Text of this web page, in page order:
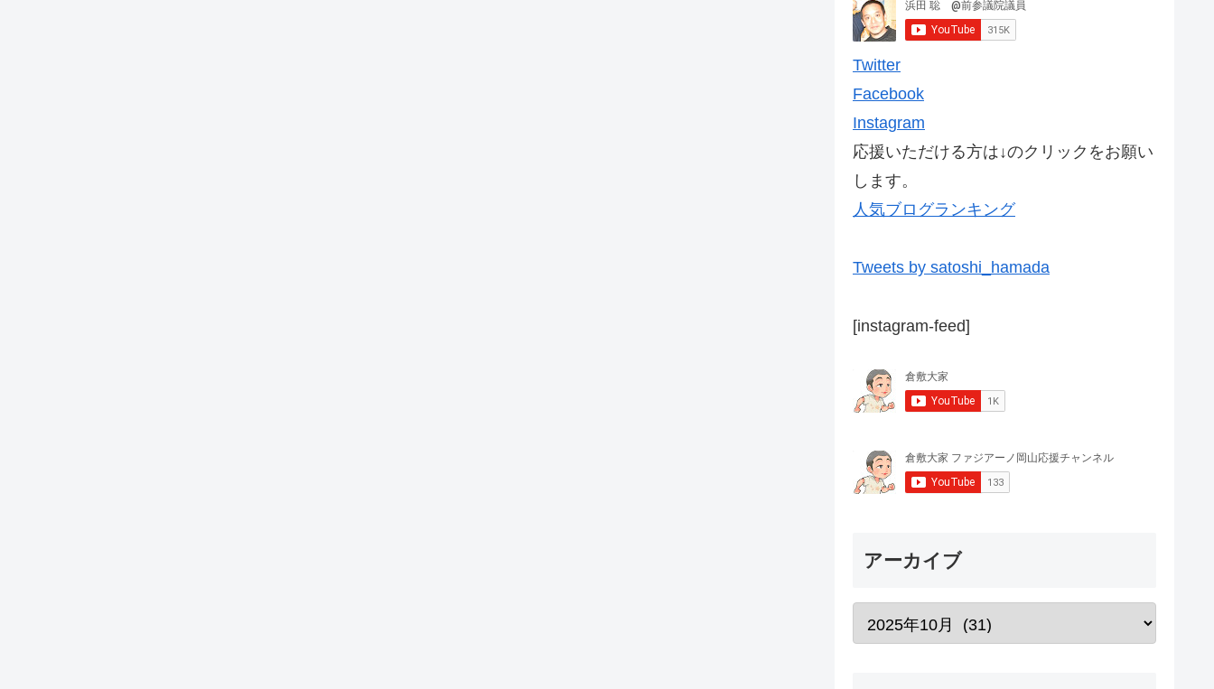
Twitter
Facebook
Instagram
応援いただける方は↓のクリックをお願い
します。
人気ブログランキング
Tweets by satoshi_hamada
[instagram-feed]
アーカイブ